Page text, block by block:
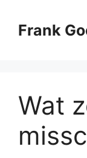
contentFrank
Wat